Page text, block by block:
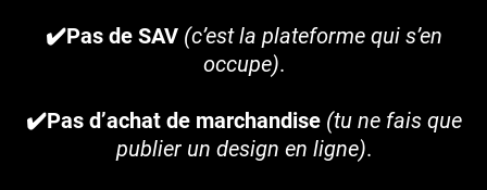
✔️Pas de SAV (c’est la plateforme qui s’en
occupe).
✔️Pas d’achat de marchandise (tu ne fais que
publier un design en ligne).